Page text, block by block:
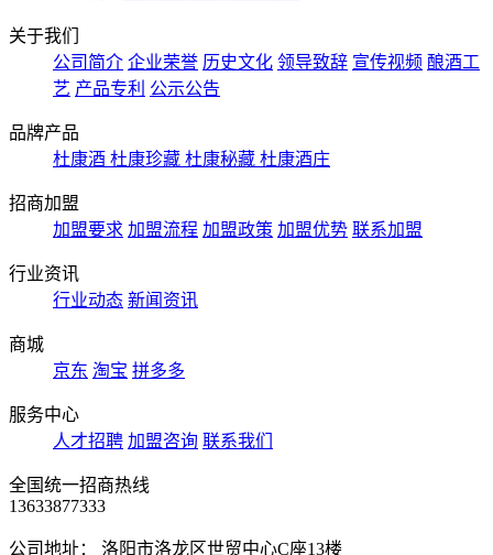
关于我们
公司简介 企业荣誉 历史文化 领导致辞 宣传视频 酿酒工
艺 产品专利 公示公告
品牌产品
杜康酒 杜康珍藏 杜康秘藏 杜康酒庄
招商加盟
加盟要求 加盟流程 加盟政策 加盟优势 联系加盟
行业资讯
行业动态 新闻资讯
商城
京东 淘宝 拼多多
服务中心
人才招聘 加盟咨询 联系我们
全国统一招商热线
13633877333
公司地址： 洛阳市洛龙区世贸中心C座13楼